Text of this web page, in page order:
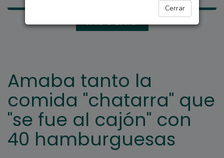
Cerrar
INSÓLITO
Amaba tanto la
comida "chatarra" que
"se fue al cajón" con
40 hamburguesas